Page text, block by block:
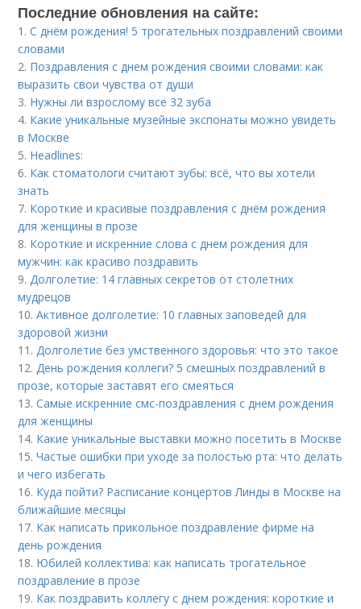
Последние обновления на сайте:
1.С днём рождения! 5 трогательных поздравлений своими
словами
2. Поздравления с днем рождения своими словами: как
выразить свои чувства от души
3. Нужны ли взрослому все 32 зуба
4. Какие уникальные музейные экспонаты можно увидеть
в Москве
5. Headlines:
6. Как стоматологи считают зубы: всё, что вы хотели
знать
7. Короткие и красивые поздравления с днём рождения
для женщины в прозе
8. Короткие и искренние слова с днем рождения для
мужчин: как красиво поздравить
9. Долголетие: 14 главных секретов от столетних
мудрецов
10.Активное долголетие: 10 главных заповедей для
здоровой жизни
11. Долголетие без умственного здоровья: что это такое
12. День рождения коллеги? 5 смешных поздравлений в
прозе, которые заставят его смеяться
13.Самые искренние смс-поздравления с днем рождения
для женщины
14. Какие уникальные выставки можно посетить в Москве
15.Частые ошибки при уходе за полостью рта: что делать
и чего избегать
16. Куда пойти? Расписание концертов Линды в Москве на
ближайшие месяцы
17. Как написать прикольное поздравление фирме на
день рождения
18. Юбилей коллектива: как написать трогательное
поздравление в прозе
19. Как поздравить коллегу с днем рождения: короткие и